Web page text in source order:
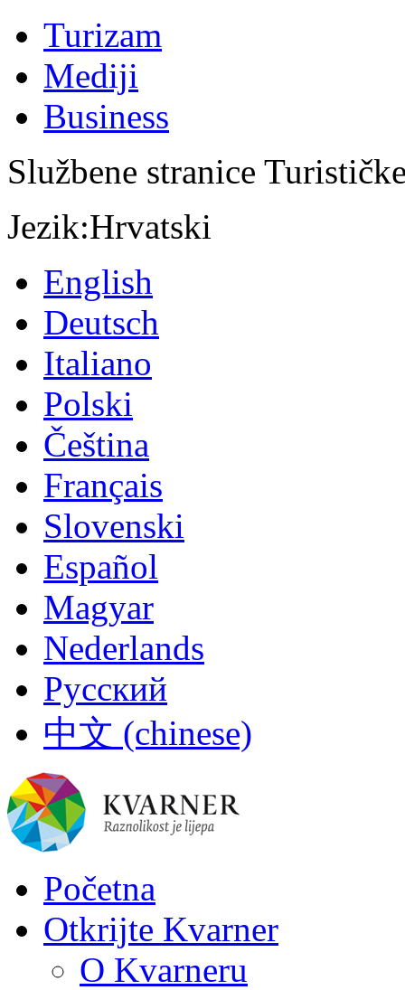
Turizam
Mediji
Business
Službene stranice
Jezik:Hrvatski
English
Deutsch
Italiano
Polski
Čeština
Français
Slovenski
Español
Magyar
Nederlands
Русский
中文 (chinese)
Početna
Otkrijte Kvarner
O Kvarneru